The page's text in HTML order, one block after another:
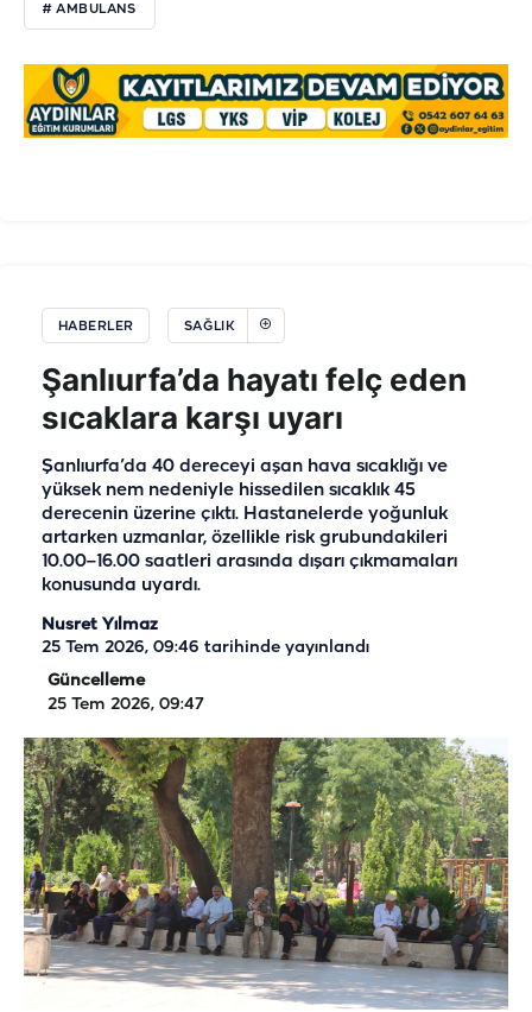
# AMBULANS
HABERLER SAĞLIK
Şanlıurfa’da hayatı felç eden
sıcaklara karşı uyarı
Şanlıurfa’da 40 dereceyi aşan hava sıcaklığı ve
yüksek nem nedeniyle hissedilen sıcaklık 45
derecenin üzerine çıktı. Hastanelerde yoğunluk
artarken uzmanlar, özellikle risk grubundakileri
10.00–16.00 saatleri arasında dışarı çıkmamaları
konusunda uyardı.
Nusret Yılmaz
25 Tem 2026, 09:46 tarihinde yayınlandı
Güncelleme
25 Tem 2026, 09:47